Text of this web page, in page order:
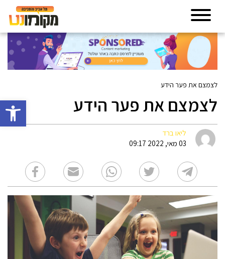
פתח
לצמצם את פער הידע
לצמצם את פער הידע
ליאו ברד
03 מאי, 2022 09:17